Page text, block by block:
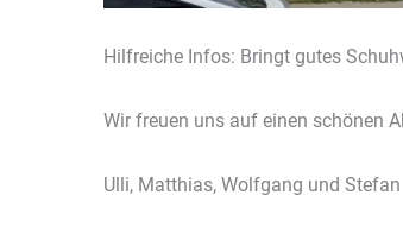
Hilfreiche Infos: Bringt gutes
Wir freuen uns auf einen schönen
Ulli, Matthias, Wolfgang und Stefan